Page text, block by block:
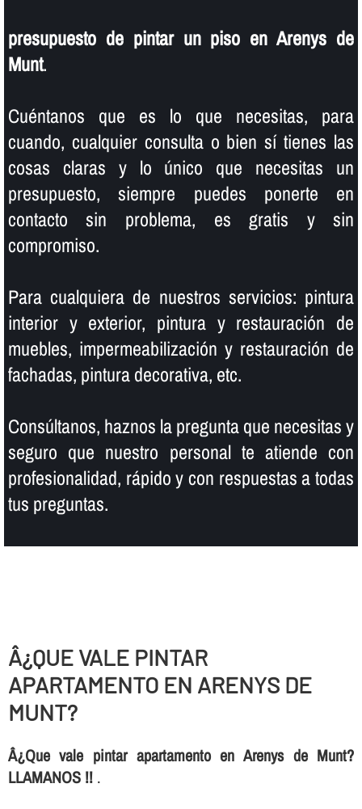
presupuesto de pintar un piso en Arenys de
Munt.
Cuéntanos que es lo que necesitas, para
cuando, cualquier consulta o bien sí­ tienes las
cosas claras y lo único que necesitas un
presupuesto, siempre puedes ponerte en
contacto sin problema, es gratis y sin
compromiso.
Para cualquiera de nuestros servicios: pintura
interior y exterior, pintura y restauración de
muebles, impermeabilización y restauración de
fachadas, pintura decorativa, etc.
Consúltanos, haznos la pregunta que necesitas y
seguro que nuestro personal te atiende con
profesionalidad, rápido y con respuestas a todas
tus preguntas.
Â¿QUE VALE PINTAR
APARTAMENTO EN ARENYS DE
MUNT?
Â¿Que vale pintar apartamento en Arenys de Munt?
LLAMANOS !! .